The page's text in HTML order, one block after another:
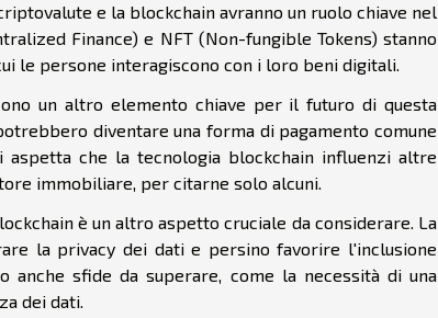
e la blockchain avranno un ruolo chiave nel
Finance) e NFT (Non-fungible Tokens) stanno
le persone interagiscono con i loro beni digitali.
un altro elemento chiave per il futuro di questa
diventare una forma di pagamento comune
che la tecnologia blockchain influenzi altre
immobiliare, per citarne solo alcuni.
è un altro aspetto cruciale da considerare. La
la privacy dei dati e persino favorire l'inclusione
anche sfide da superare, come la necessità di una
dei dati.